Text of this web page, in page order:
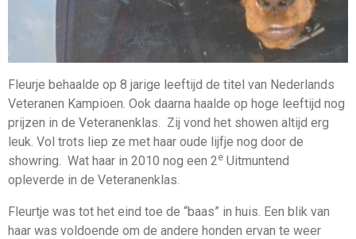
Fleurje behaalde op 8 jarige leeftijd de titel van Nederlands
Veteranen Kampioen. Ook daarna haalde op hoge leeftijd nog
prijzen in de Veteranenklas. Zij vond het showen altijd erg
leuk. Vol trots liep ze met haar oude lijfje nog door de
showring. Wat haar in 2010 nog een 2e Uitmuntend
opleverde in de Veteranenklas.
Fleurtje was tot het eind toe de “baas” in huis. Een blik van
haar was voldoende om de andere honden ervan te weer